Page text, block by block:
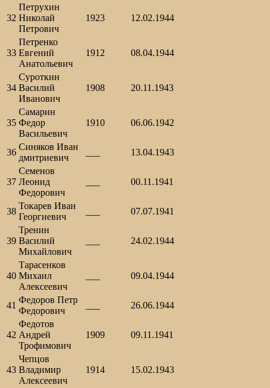
32
Петрухин
Николай
Петрович
1923 12.02.1944
33
Петренко
Евгений
Анатольевич
1912 08.04.1944
34
Суроткин
Василий
Иванович
1908 20.11.1943
35
Самарин
Федор
Васильевич
1910 06.06.1942
36
Синяков Иван
дмитриевич
13.04.1943
37
Семенов
Леонид
Федорович
00.11.1941
38
Токарев Иван
Георгиевич
07.07.1941
39
Тренин
Василий
Михайлович
24.02.1944
40
Тарасенков
Михаил
Алексеевич
09.04.1944
41
Федоров Петр
Федорович
26.06.1944
42
Федотов
Андрей
Трофимович
1909 09.11.1941
43
Чепцов
Владимир
Алексеевич
1914 15.02.1943